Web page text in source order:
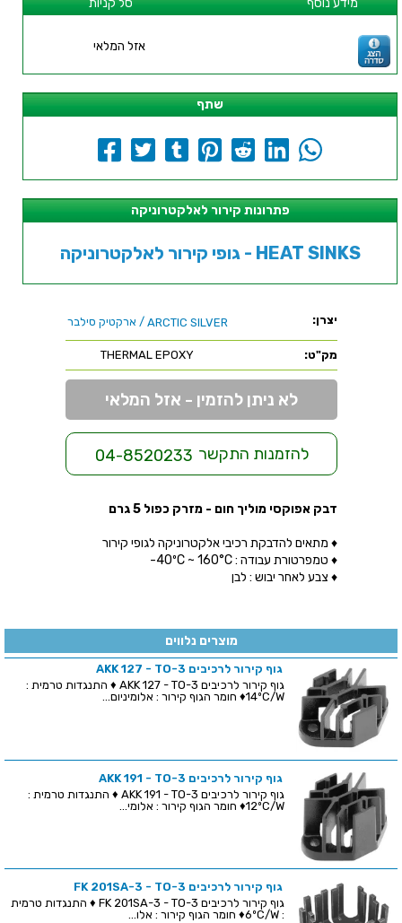
סל קניות מידע נוסף
אזל המלאי
שתף
פתרונות קירור לאלקטרוניקה
גופי קירור לאלקטרוניקה - HEAT SINKS
יצרן: ARCTIC SILVER / ארקטיק סילבר
מק"ט: THERMAL EPOXY
לא ניתן להזמין - אזל המלאי
להזמנות התקשר 04-8520233
דבק אפוקסי מוליך חום - מזרק כפול 5 גרם
♦ מתאים להדבקת רכיבי אלקטרוניקה לגופי קירור
♦ טמפרטורת עבודה : 40ºC ~ 160°C-
♦ צבע לאחר יבוש : לבן
מוצרים נלווים
גוף קירור לרכיבים AKK 127 - TO-3
גוף קירור לרכיבים AKK 127 - TO-3 ♦ התנגדות טרמית :
14ºC/W♦ חומר הגוף קירור : אלומיניום...
גוף קירור לרכיבים AKK 191 - TO-3
גוף קירור לרכיבים AKK 191 - TO-3 ♦ התנגדות טרמית :
12ºC/W♦ חומר הגוף קירור : אלומי...
גוף קירור לרכיבים FK 201SA-3 - TO-3
גוף קירור לרכיבים FK 201SA-3 - TO-3 ♦ התנגדות טרמית
: 6ºC/W♦ חומר הגוף קירור : אלו...